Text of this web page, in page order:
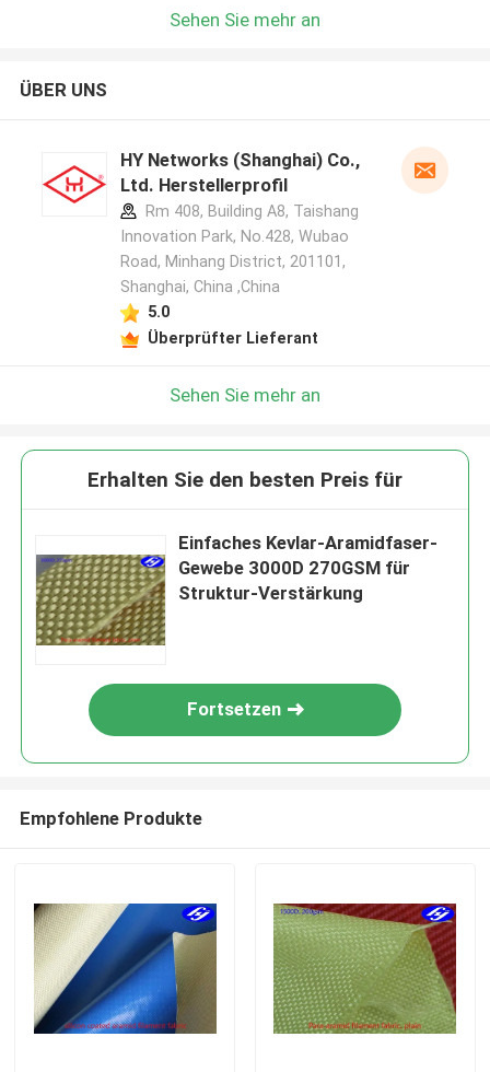
Sehen Sie mehr an
ÜBER UNS
HY Networks (Shanghai) Co.,
Ltd. Herstellerprofil
Rm 408, Building A8, Taishang
Innovation Park, No.428, Wubao
Road, Minhang District, 201101,
Shanghai, China ,China
5.0
Überprüfter Lieferant
Sehen Sie mehr an
Erhalten Sie den besten Preis für
Einfaches Kevlar-Aramidfaser-
Gewebe 3000D 270GSM für
Struktur-Verstärkung
Fortsetzen
Empfohlene Produkte